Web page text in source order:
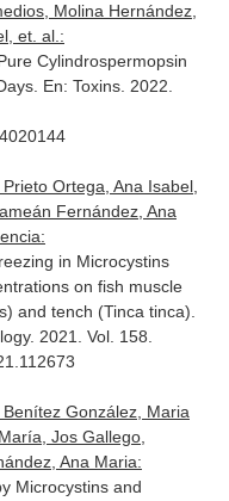
Molina Hernández,
et. al.:
Cylindrospermopsin
En: Toxins. 2022.
Ortega, Ana Isabel,
Fernández, Ana
in Microcystins
on fish muscle
and tench (Tinca tinca).
. 2021. Vol. 158.
González, Maria
Jos Gallego,
Ana Maria:
Microcystins and